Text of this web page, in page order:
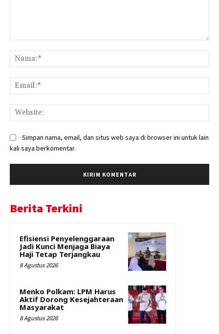
Simpan nama, email, dan situs web saya di browser ini untuk lain
kali saya berkomentar.
Berita Terkini
Efisiensi Penyelenggaraan
Jadi Kunci Menjaga Biaya
Haji Tetap Terjangkau
8 Agustus 2026
Menko Polkam: LPM Harus
Aktif Dorong Kesejahteraan
Masyarakat
8 Agustus 2026